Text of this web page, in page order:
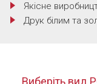
Якісне
Друк білим та
Виберіть вид